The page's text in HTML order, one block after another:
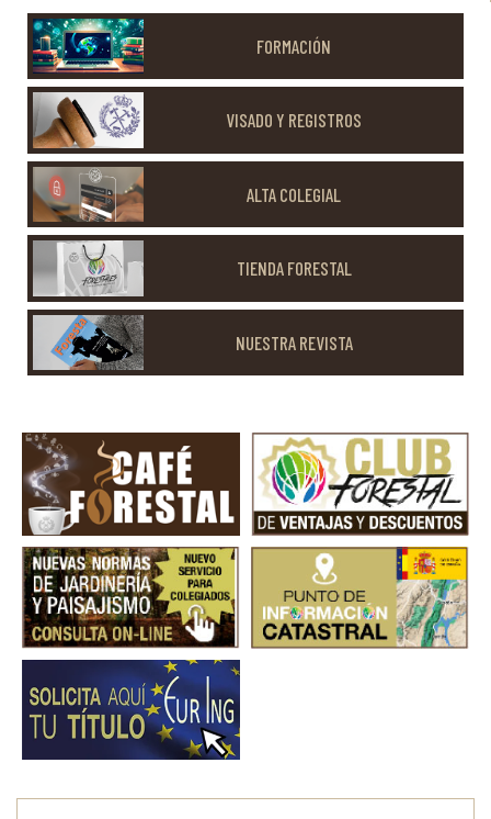
FORMACIÓN
VISADO Y REGISTROS
ALTA COLEGIAL
TIENDA FORESTAL
NUESTRA REVISTA